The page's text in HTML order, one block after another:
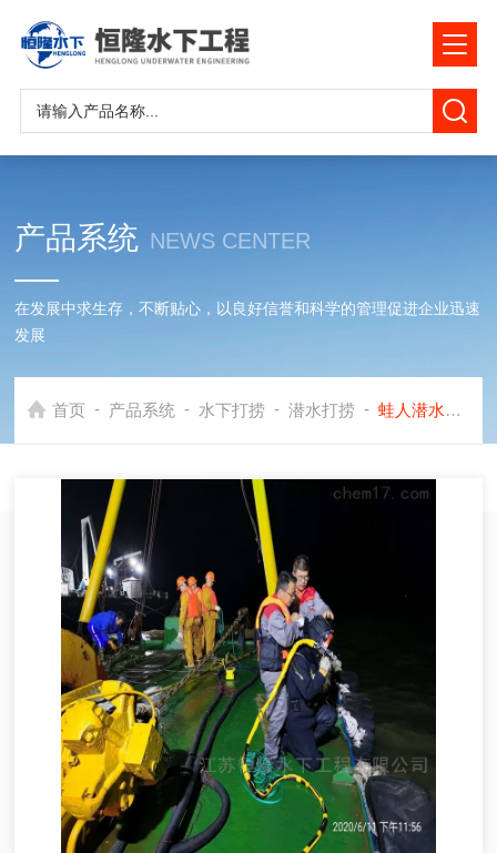
产品系统 NEWS CENTER
在发展中求生存，不断贴心，以良好信誉和科学的管理促进企业迅速
发展
首页 - 产品系统 - 水下打捞 - 潜水打捞 - 蛙人潜水打捞作业价格公道